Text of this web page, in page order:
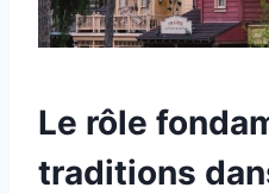
Le rôle
traditions